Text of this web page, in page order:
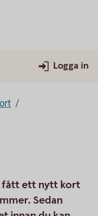
Logga in
fått ett nytt kort
Sedan